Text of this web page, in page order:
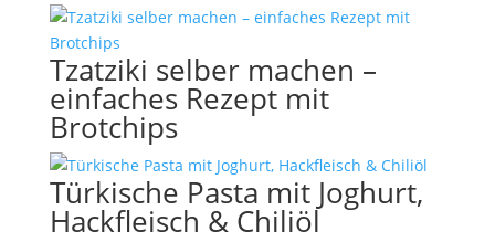
Tzatziki selber machen –
einfaches Rezept mit
Brotchips
Türkische Pasta mit Joghurt,
Hackfleisch & Chiliöl